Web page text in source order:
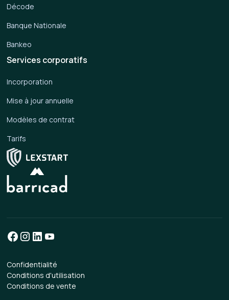
Services corporatifs
Incorporation
Mise à jour annuelle
Modèles de contrat
Tarifs
Décode
Banque Nationale
Bankeo
Confidentialité
Conditions d'utilisation
Conditions de vente